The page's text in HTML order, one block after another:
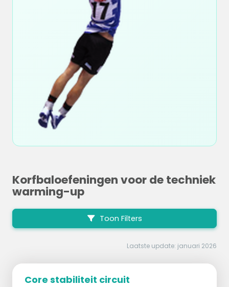
Korfbaloefeningen voor de techniek
warming-up
Toon Filters
Laatste update: januari 2026
Core stabiliteit circuit